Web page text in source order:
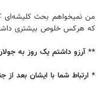
من نمیخواهم بحث کلیشه‌ای
که هرکس خلوص بیشتری
** آرزو داشتم یک روز به
* ارتباط شما با ایشان بعد